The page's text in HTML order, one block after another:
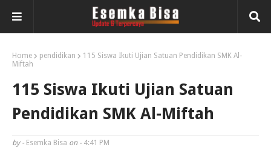
Home pendidikan
115 Siswa Ikuti Ujian Satuan Pendidikan SMK Al-
Miftah
115 Siswa Ikuti Ujian Satuan
Pendidikan SMK Al-Miftah
by - Esemka Bisa on - 4:41 PM